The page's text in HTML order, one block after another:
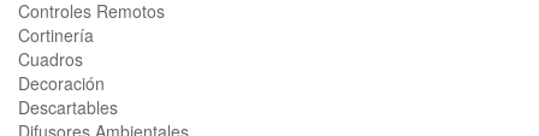
Controles Remotos
Cortinería
Cuadros
Decoración
Descartables